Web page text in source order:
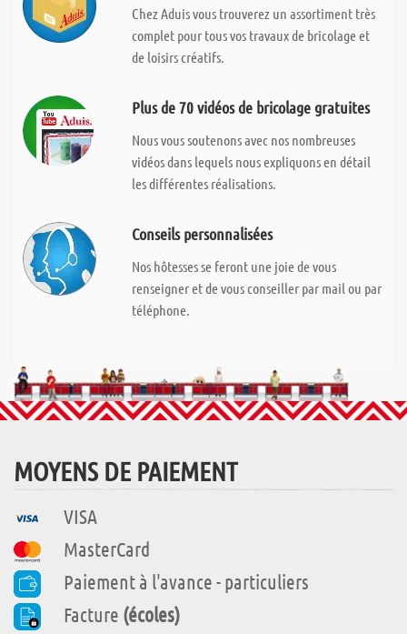
Chez Aduis vous trouverez un assortiment très
complet pour tous vos travaux de bricolage et
de loisirs créatifs.
Plus de 70 vidéos de bricolage gratuites
Nous vous soutenons avec nos nombreuses
vidéos dans lequels nous expliquons en détail
les différentes réalisations.
Conseils personnalisées
Nos hôtesses se feront une joie de vous
renseigner et de vous conseiller par mail ou par
téléphone.
MOYENS DE PAIEMENT
VISA
MasterCard
Paiement à l'avance - particuliers
Facture (écoles)